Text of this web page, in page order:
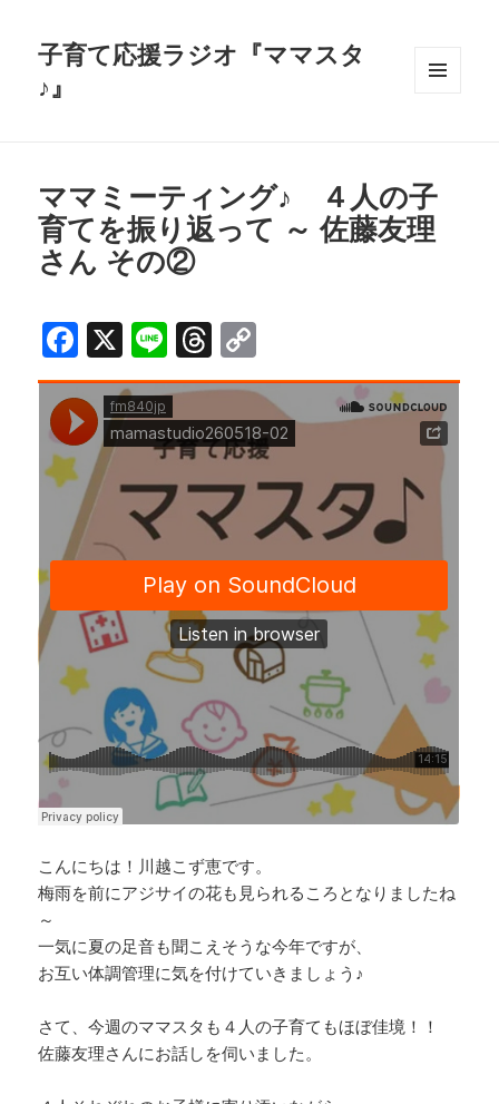
子育て応援ラジオ『ママスタ
♪』
ママミーティング♪ ４人の子
育てを振り返って ～ 佐藤友理
さん その②
F
a
c
e
b
o
o
X Li
n
e
T
h
r
e
a
d
s
o
p
y
Li
n
k
こんにちは！川越こず恵です。
梅雨を前にアジサイの花も見られるころとなりましたね
～
一気に夏の足音も聞こえそうな今年ですが、
お互い体調管理に気を付けていきましょう♪
さて、今週のママスタも４人の子育てもほぼ佳境！！
佐藤友理さんにお話しを伺いました。